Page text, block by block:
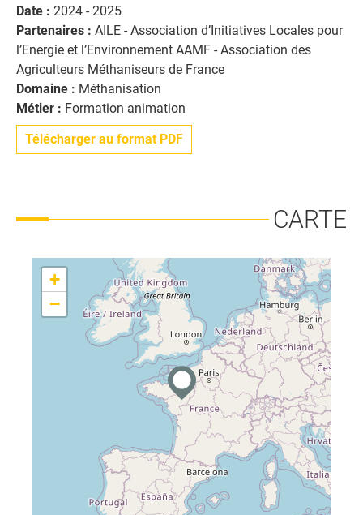
Date : 2024 - 2025
Partenaires : AILE - Association d’Initiatives Locales pour
l’Energie et l’Environnement AAMF - Association des
Agriculteurs Méthaniseurs de France
Domaine : Méthanisation
Métier : Formation animation
Télécharger au format PDF
CARTE
+
−